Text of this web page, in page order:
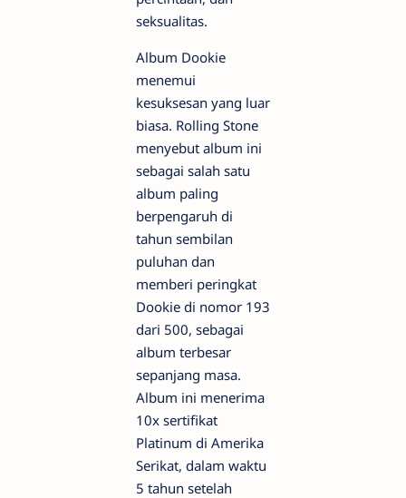
seksualitas.
Album Dookie
menemui
kesuksesan yang luar
biasa. Rolling Stone
menyebut album ini
sebagai salah satu
album paling
berpengaruh di
tahun sembilan
puluhan dan
memberi peringkat
Dookie di nomor 193
dari 500, sebagai
album terbesar
sepanjang masa.
Album ini menerima
10x sertifikat
Platinum di Amerika
Serikat, dalam waktu
5 tahun setelah